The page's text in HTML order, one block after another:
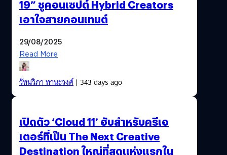
19” ชูคอนเซปต์ Hybrid Creators
เอาใจสายคอนเทนต์
29/08/2025
Read More
วัทนวิภา ทานะวงศ์| 343 days ago
เปิดตัว ‘Cloud 11’ ฮับสำหรับครีเอ
เตอร์ที่เป็น The Next Creative
Destination ใหญ่ที่สุดแห่งแรกใน